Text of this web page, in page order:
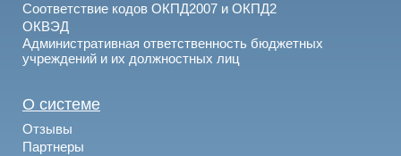
Соответствие кодов ОКПД2007 и ОКПД2
ОКВЭД
Административная ответственность бюджетных
учреждений и их должностных лиц
О системе
Отзывы
Партнеры